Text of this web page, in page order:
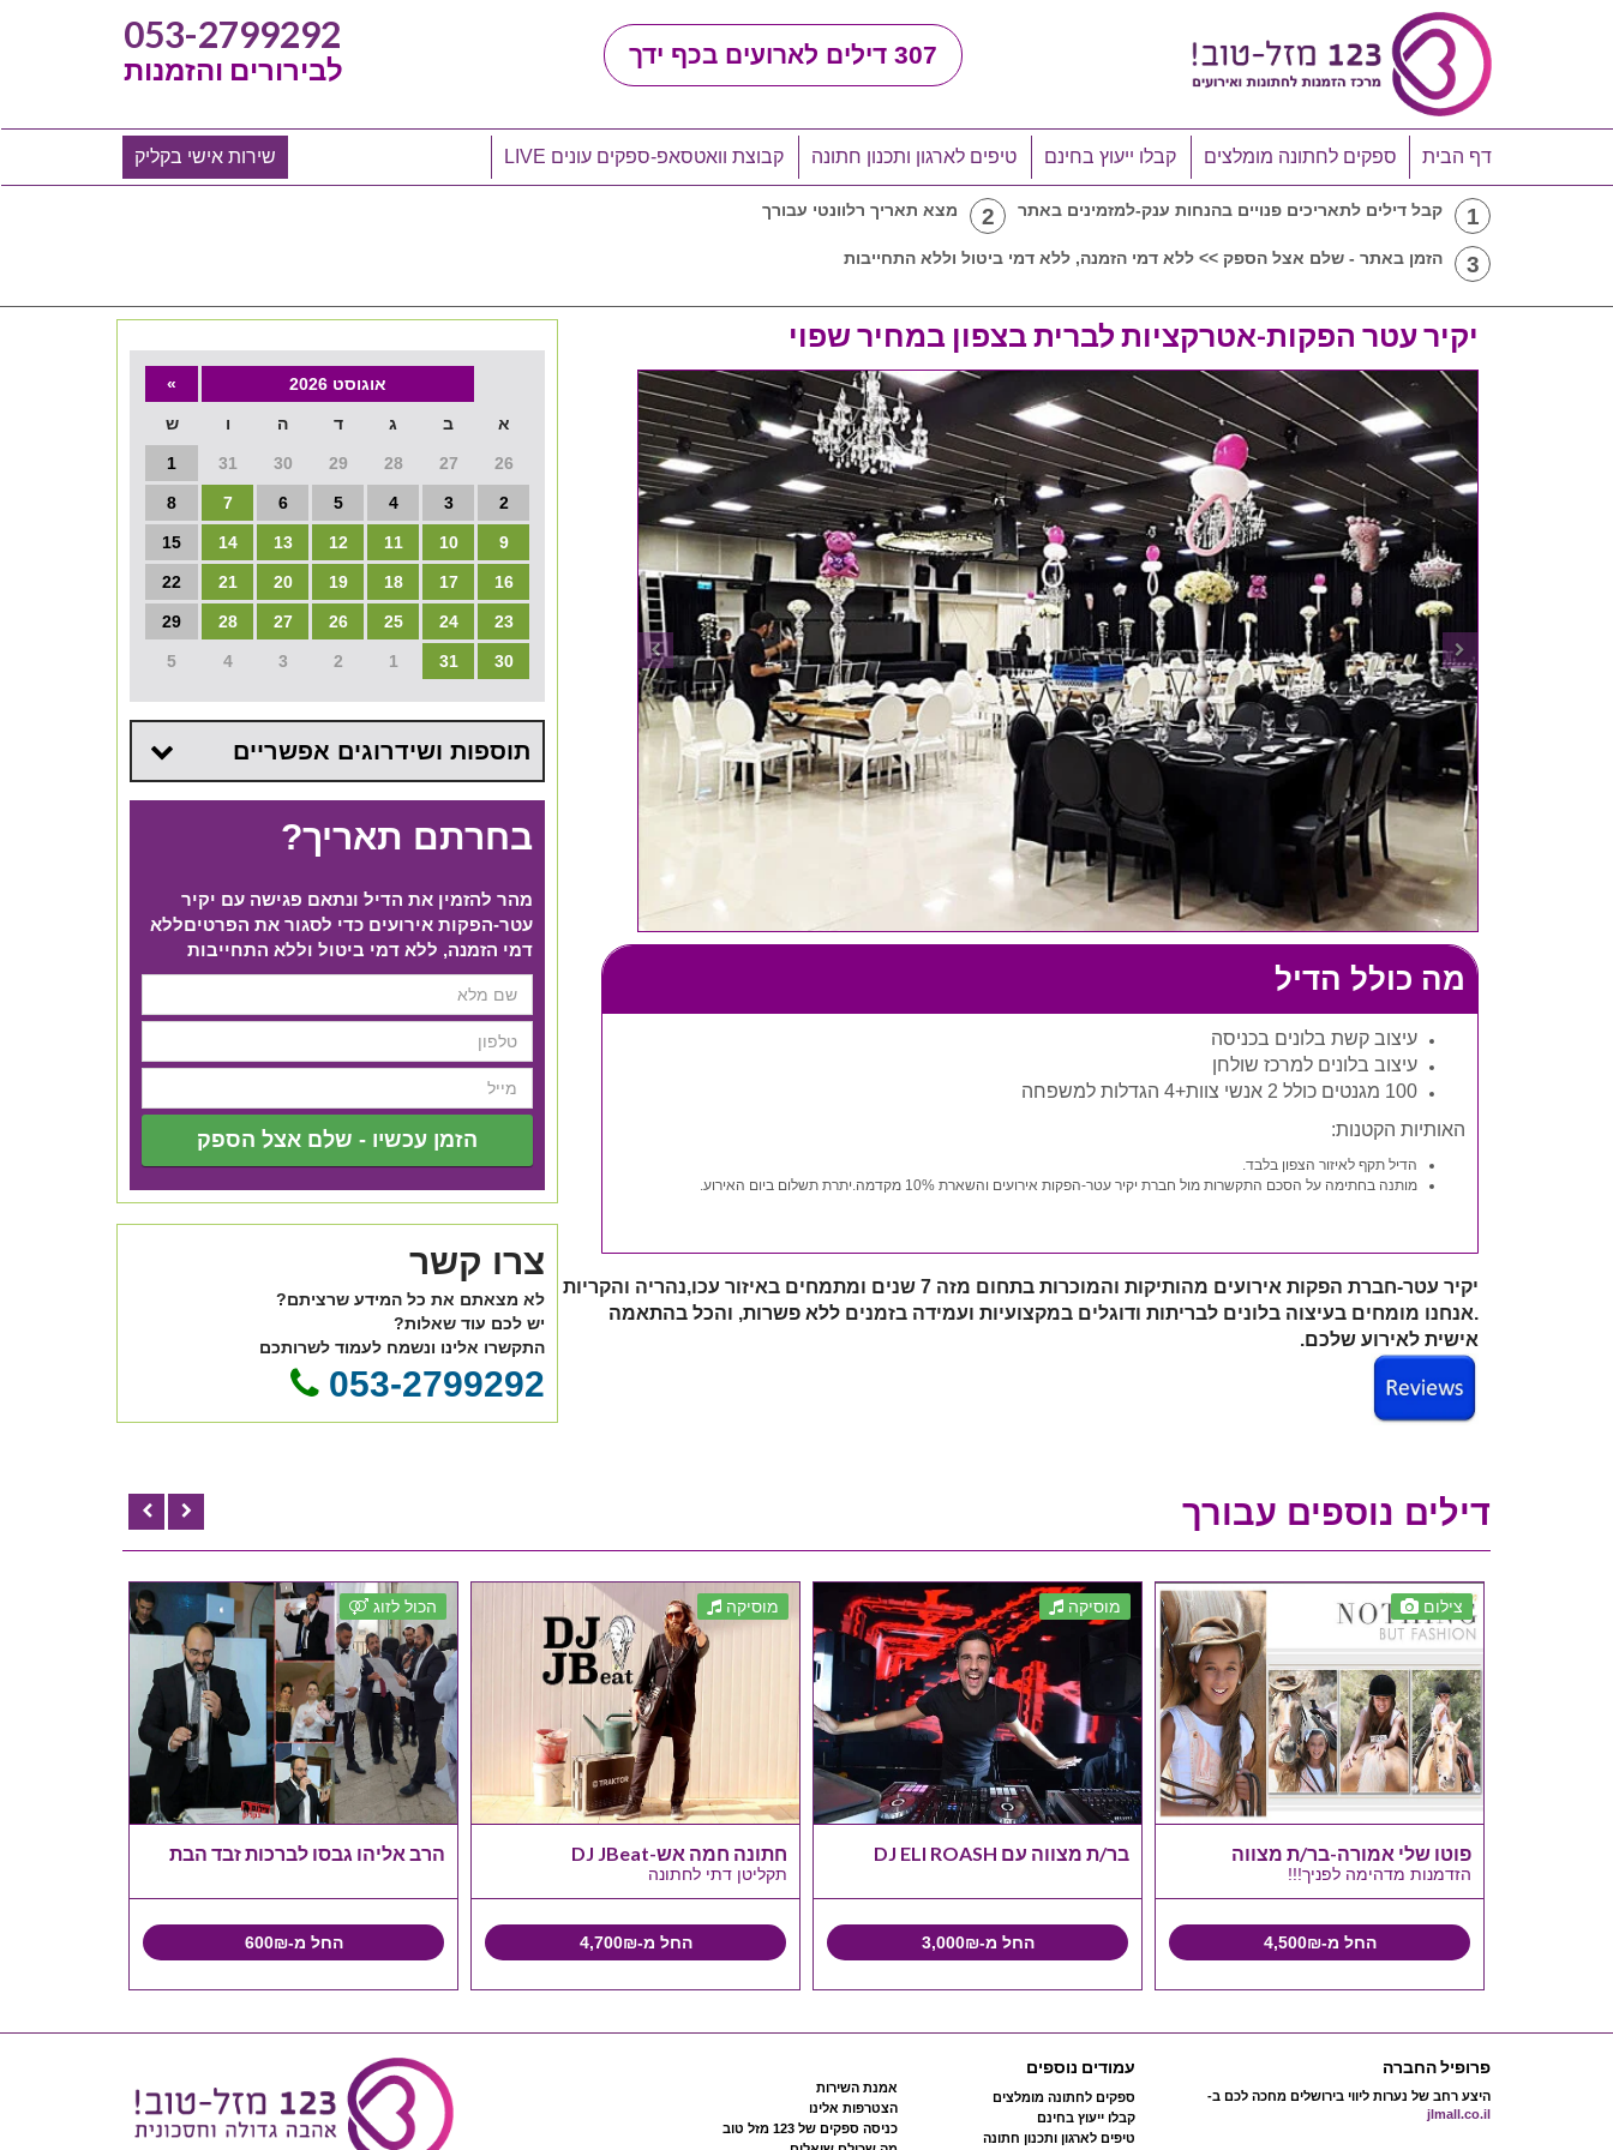
307 דילים לארועים בכף ידך 053-2799292
לבירורים והזמנות
דף הבית ספקים לחתונה מומלצים קבלו ייעוץ בחינם טיפים לארגון ותכנון חתונה קבוצת וואטסאפ-ספקים עונים LIVE שירות אישי בקליק
1 קבל דילים לתאריכים פנויים בהנחות ענק-למזמינים באתר 2 מצא תאריך רלוונטי עבורך
3 הזמן באתר - שלם אצל הספק >> ללא דמי הזמנה, ללא דמי ביטול וללא התחייבות
אוגוסט 2026 »
א ב ג ד ה ו ש
26
27
28
29
30
31
1
2
3
4
5
6
7
8
9
10
11
12
13
14
15
16
17
18
19
20
21
22
23
24
25
26
27
28
29
30
31
1
2
3
4
5
תוספות ושידרוגים אפשריים
בחרתם תאריך?
מהר להזמין את הדיל ונתאם פגישה עם יקיר
עטר-הפקות אירועים כדי לסגור את הפרטים​ ללא
דמי הזמנה, ללא דמי ביטול וללא התחייבות
הזמן עכשיו - שלם אצל הספק
צרו קשר
לא מצאתם את כל המידע שרציתם?
יש לכם עוד שאלות?
התקשרו אלינו ונשמח לעמוד לשרותכם
053-2799292
יקיר עטר הפקות-אטרקציות לברית בצפון במחיר שפוי
מה כולל הדיל
עיצוב קשת בלונים בכניסה
עיצוב בלונים למרכז שולחן
100 מגנטים כולל 2 אנשי צוות+4 הגדלות למשפחה
האותיות הקטנות:
הדיל תקף לאיזור הצפון בלבד.
מותנה בחתימה על הסכם התקשרות מול חברת יקיר עטר-הפקות אירועים והשארת 10% מקדמה.יתרת תשלום ביום האירוע.
יקיר עטר-חברת הפקות אירועים מהותיקות והמוכרות בתחום מזה 7 שנים ומתמחים באיזור עכו,נהריה והקריות
.אנחנו מומחים בעיצוה בלונים לבריתות ודוגלים במקצועיות ועמידה בזמנים ללא פשרות, והכל בהתאמה
אישית לאירוע שלכם.
דילים נוספים עבורך
צילום
פוטו שלי אמורה-בר/ת מצווה
הזדמנות מדהימה לפניך!!!
החל מ-4,500₪
מוסיקה
בר/ת מצווה עם DJ ELI ROASH
החל מ-3,000₪
מוסיקה
חתונה חמה אש-DJ JBeat
תקליטן דתי לחתונה
החל מ-4,700₪
הכול לזוג
הרב אליהו גבסו לברכות זבד הבת
החל מ-600₪
פרופיל החברה
היצע רחב של נערות ליווי בירושלים מחכה לכם ב-
jlmall.co.il
עמודים נוספים
ספקים לחתונה מומלצים
קבלו ייעוץ בחינם
טיפים לארגון ותכנון חתונה
אמנת השירות
הצטרפות אלינו
כניסה ספקים של 123 מזל טוב